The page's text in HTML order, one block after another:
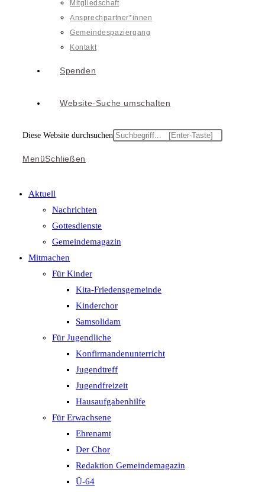
Mitgliedschaft
Ansprechpartner*innen
Gemeindespaziergang
Kontakt
Spenden
Website-Suche umschalten
Diese Website durchsuchen
MenüSchließen
Aktuell
Nachrichten
Gottesdienste
Gemeindemagazin
Mitmachen
Für Kinder
Kita-Friedensgemeinde
Kinderchor
Samsolidam
Für Jugendliche
Konfirmandenunterricht
Jugendtreff
Jugendfreizeit
Hausaufgabenhilfe
Für Erwachsene
Ehrenamt
Der Chor
Redaktion Gemeindemagazin
Ü-64